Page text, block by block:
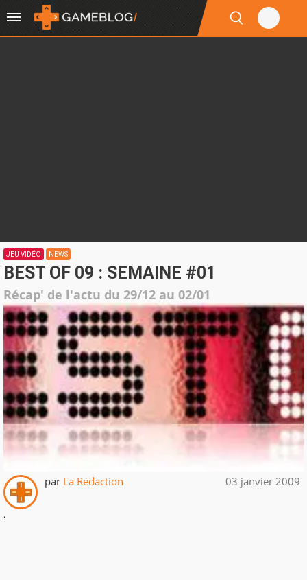
JEU VIDÉO NEWS
BEST OF 09 : SEMAINE #01
Récap' de l'actu du 29/12 au 02/01
par La Rédaction 03 janvier 2009
.